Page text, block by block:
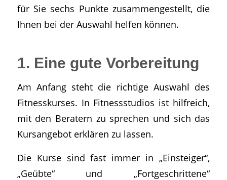
für Sie sechs Punkte zusammengestellt, die
Ihnen bei der Auswahl helfen können.
1. Eine gute Vorbereitung
Am Anfang steht die richtige Auswahl des
Fitnesskurses. In Fitnessstudios ist hilfreich,
mit den Beratern zu sprechen und sich das
Kursangebot erklären zu lassen.
Die Kurse sind fast immer in „Einsteiger“,
„Geübte“ und „Fortgeschrittene“